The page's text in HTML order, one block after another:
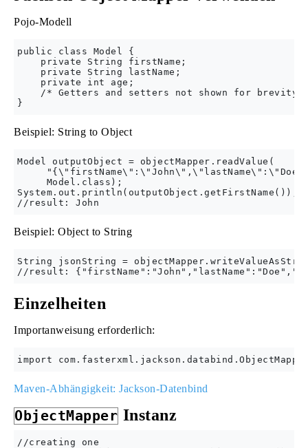
Pojo-Modell
public class Model {
    private String firstName;
    private String lastName;
    private int age;
/* Getters and setters not shown for
Beispiel: String to Object
Model outputObject = objectMapper.readValue(
     Model.class);
System.out.println(outputObject.getFirstName());
Beispiel: Object to String
String jsonString =
Einzelheiten
Importanweisung erforderlich:
Maven-Abhängigkeit: Jackson-Datenbind
ObjectMapper Instanz
//creating one